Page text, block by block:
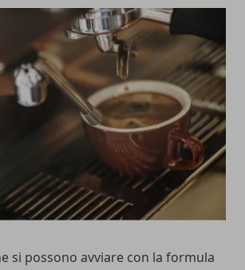
si possono avviare con la formula